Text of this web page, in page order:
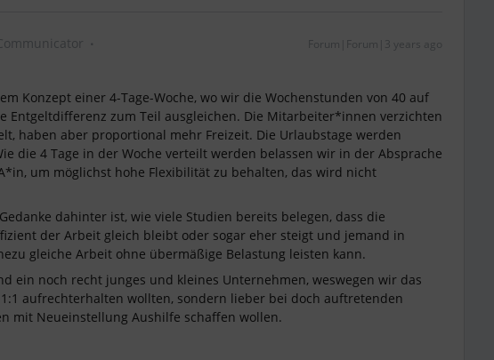
Forum|Forum|3 years ago
Konzept einer 4-Tage-Woche, wo wir die Wochenstunden von 40 auf
Entgeltdifferenz zum Teil ausgleichen. Die Mitarbeiter*innen verzichten
haben aber proportional mehr Freizeit. Die Urlaubstage werden
die 4 Tage in der Woche verteilt werden belassen wir in der Absprache
um möglichst hohe Flexibilität zu behalten, das wird nicht
dahinter ist, wie viele Studien bereits belegen, dass die
der Arbeit gleich bleibt oder sogar eher steigt und jemand in
gleiche Arbeit ohne übermäßige Belastung leisten kann.
ein noch recht junges und kleines Unternehmen, weswegen wir das
aufrechterhalten wollten, sondern lieber bei doch auftretenden
mit Neueinstellung Aushilfe schaffen wollen.